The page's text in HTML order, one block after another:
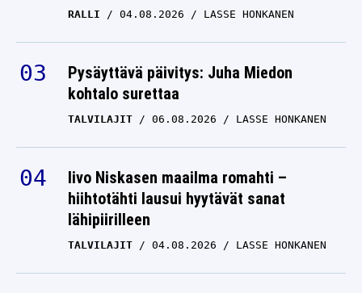
RALLI 04.08.2026 LASSE HONKANEN
Pysäyttävä päivitys: Juha Miedon
kohtalo surettaa
TALVILAJIT 06.08.2026 LASSE HONKANEN
Iivo Niskasen maailma romahti –
hiihtotähti lausui hyytävät sanat
lähipiirilleen
TALVILAJIT 04.08.2026 LASSE HONKANEN